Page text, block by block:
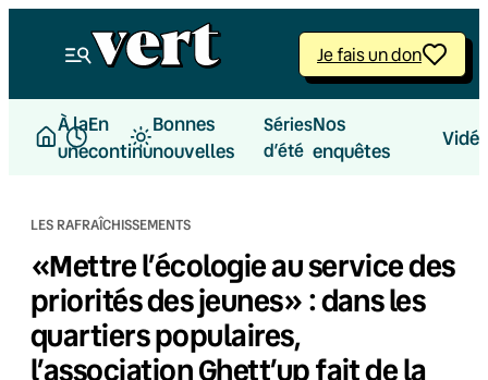
Je fais un don
À la
une
En
continu
Bonnes
nouvelles
Séries
d’été
Nos
enquêtes
LES RAFRAÎCHISSEMENTS
«Mettre l’écologie au service des
priorités des jeunes» : dans les
quartiers populaires,
l’association Ghett’up fait de la